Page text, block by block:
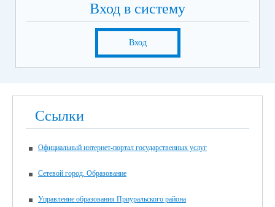
Вход в систему
Вход
Ссылки
Официальный интернет-портал государственных услуг
Сетевой город. Образование
Управление образования Приуральского района